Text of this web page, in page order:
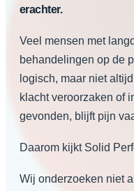
erachter.
Veel mensen met
behandelingen op de
logisch, maar niet
klacht veroorzaken of
gevonden, blijft pijn
Daarom kijkt Solid
Wij onderzoeken niet